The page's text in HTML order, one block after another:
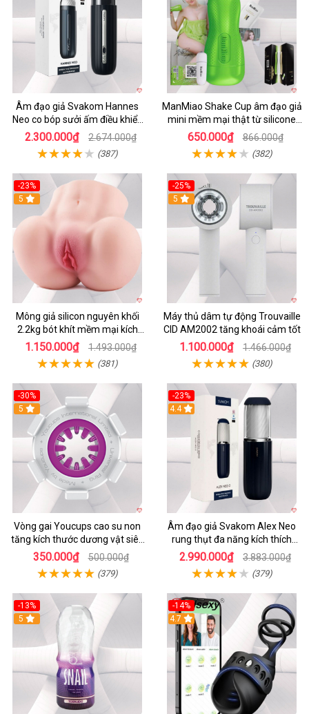
Âm đạo giả Svakom Hannes
Neo co bóp sưởi ấm điều khiển
app tiện lợi
2.300.000₫ 2.674.000₫
(387)
ManMiao Shake Cup âm đạo giả
mini mềm mại thật từ silicone
cao cấp
650.000₫ 866.000₫
(382)
-23%
5
Mông giả silicon nguyên khối
2.2kg bót khít mềm mại kích
thích
1.150.000₫ 1.493.000₫
(381)
-25%
5
Máy thủ dâm tự động Trouvaille
CID AM2002 tăng khoái cảm tốt
1.100.000₫ 1.466.000₫
(380)
-30%
5
Vòng gai Youcups cao su non
tăng kích thước dương vật siêu
kích thích
350.000₫ 500.000₫
(379)
-23%
4.4
Âm đạo giả Svakom Alex Neo
rung thụt đa năng kích thích
mạnh
2.990.000₫ 3.883.000₫
(379)
-13%
5
-14%
4.7